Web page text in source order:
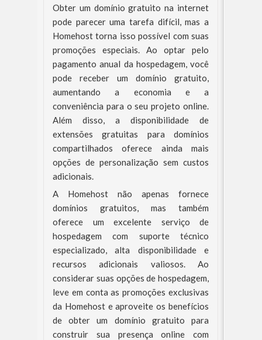
Obter um domínio gratuito na internet
pode parecer uma tarefa difícil, mas a
Homehost torna isso possível com suas
promoções especiais. Ao optar pelo
pagamento anual da hospedagem, você
pode receber um domínio gratuito,
aumentando a economia e a
conveniência para o seu projeto online.
Além disso, a disponibilidade de
extensões gratuitas para domínios
compartilhados oferece ainda mais
opções de personalização sem custos
adicionais.
A Homehost não apenas fornece
domínios gratuitos, mas também
oferece um excelente serviço de
hospedagem com suporte técnico
especializado, alta disponibilidade e
recursos adicionais valiosos. Ao
considerar suas opções de hospedagem,
leve em conta as promoções exclusivas
da Homehost e aproveite os benefícios
de obter um domínio gratuito para
construir sua presença online com